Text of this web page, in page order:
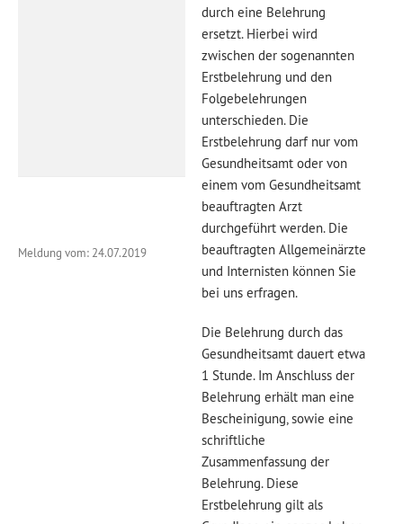
Viechtach
Internetpräsenz
Kreisjugendring
Regen
Internetpräsenz
Medienfachberatung
Niederbayern
Meldung vom: 24.07.2019
durch eine Belehrung
ersetzt. Hierbei wird
zwischen der sogenannten
Erstbelehrung und den
Folgebelehrungen
unterschieden. Die
Erstbelehrung darf nur vom
Gesundheitsamt oder von
einem vom Gesundheitsamt
beauftragten Arzt
durchgeführt werden. Die
beauftragten Allgemeinärzte
und Internisten können Sie
bei uns erfragen.
Die Belehrung durch das
Gesundheitsamt dauert etwa
1 Stunde. Im Anschluss der
Belehrung erhält man eine
Bescheinigung, sowie eine
schriftliche
Zusammenfassung der
Belehrung. Diese
Erstbelehrung gilt als